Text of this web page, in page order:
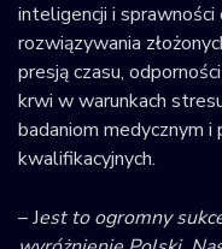
inteligencji i
rozwiązywania
presją czasu,
krwi w warunkach
badaniom medycznym
kwalifikacyjnych.
– Jest to ogromny